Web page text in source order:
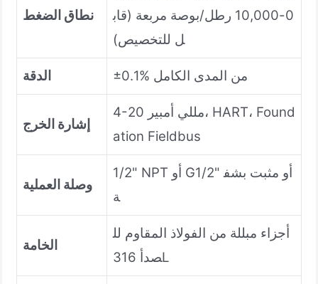
نطاق الضغط
0-10,000 رطل/بوصة مربعة (قاب
ل للتخصيص)
الدقة ±0.1% من المدى الكامل
إشارة الخرج
4-20 مللي أمبير، HART، Found
ation Fieldbus
وصلة العملية
1/2" NPT أو G1/2" أو مثبت بشف
ة
الخامة
أجزاء مبللة من الفولاذ المقاوم لل
صدأ 316L